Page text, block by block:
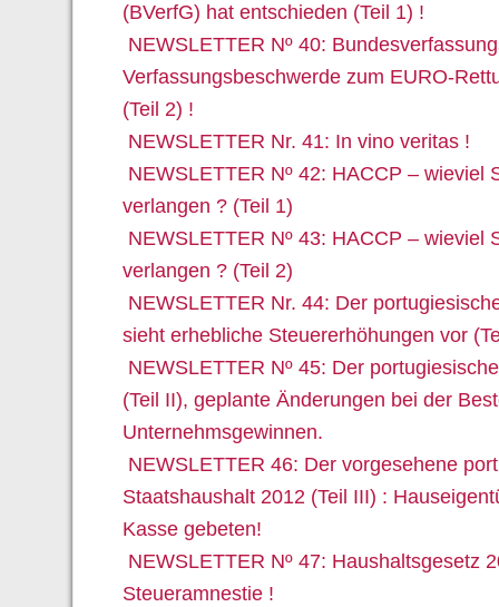
(BVerfG) hat entschieden (Teil 1) !
NEWSLETTER Nº 40:
Verfassungsbeschwerde zum EURO-
(Teil 2) !
NEWSLETTER Nr. 41: In vino veritas !
NEWSLETTER Nº 42: HACCP – wieviel
verlangen ? (Teil 1)
NEWSLETTER Nº 43: HACCP – wieviel
verlangen ? (Teil 2)
NEWSLETTER Nr. 44: Der
sieht erhebliche Steuererhöhungen vor
NEWSLETTER Nº 45: Der
(Teil II), geplante Änderungen bei der
Unternehmsgewinnen.
NEWSLETTER 46: Der vorgesehene
Staatshaushalt 2012 (Teil III) :
Kasse gebeten!
NEWSLETTER Nº 47: Haushaltsgesetz
Steueramnestie !